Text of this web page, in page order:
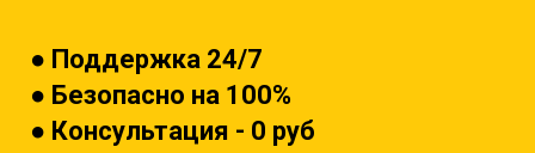
● Поддержка 24/7
● Безопасно на 100%
● Консультация - 0 руб